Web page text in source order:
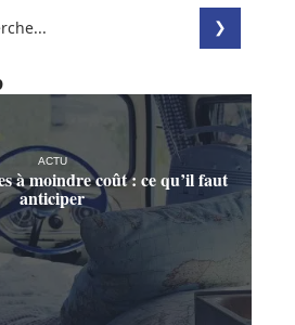
ACTU
à moindre coût : ce qu’il faut
anticiper